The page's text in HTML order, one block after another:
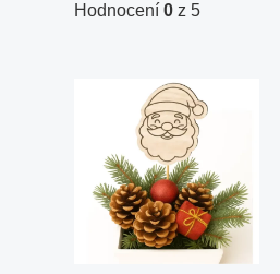
Hodnocení 0 z 5